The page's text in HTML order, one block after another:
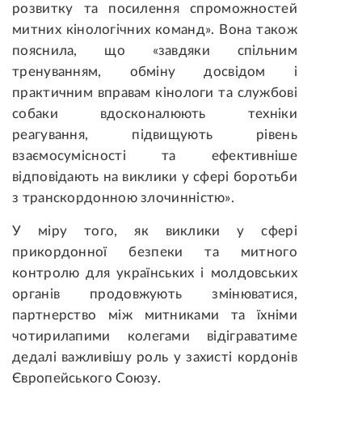
розвитку та посилення спроможностей
митних кінологічних команд». Вона також
пояснила, що «завдяки спільним
тренуванням, обміну досвідом і
практичним вправам кінологи та службові
собаки вдосконалюють техніки
реагування, підвищують рівень
взаємосумісності та ефективніше
відповідають на виклики у сфері боротьби
з транскордонною злочинністю».
У міру того, як виклики у сфері
прикордонної безпеки та митного
контролю для українських і молдовських
органів продовжують змінюватися,
партнерство між митниками та їхніми
чотирилапими колегами відіграватиме
дедалі важливішу роль у захисті кордонів
Європейського Союзу.